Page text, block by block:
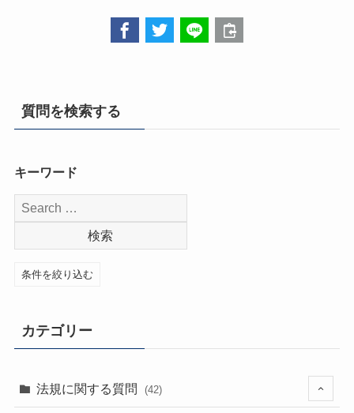
質問を検索する
キーワード
条件を絞り込む
カテゴリー
法規に関する質問 (42)